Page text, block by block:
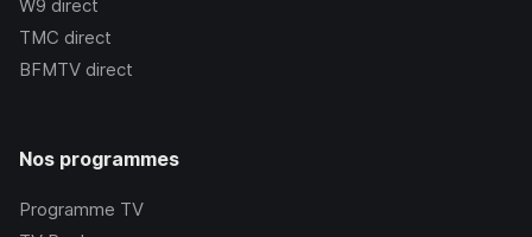
W9 direct
TMC direct
BFMTV direct
Nos programmes
Programme TV